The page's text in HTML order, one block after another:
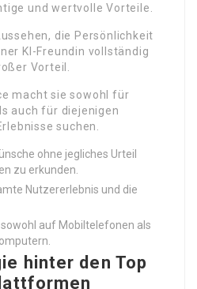
und wertvolle Vorteile.
die Persönlichkeit
KI-Freundin vollständig
Vorteil.
macht sie sowohl für
auch für diejenigen
suchen.
ohne jegliches Urteil
zu erkunden.
Nutzererlebnis und die
auf Mobiltelefonen als
hinter den Top